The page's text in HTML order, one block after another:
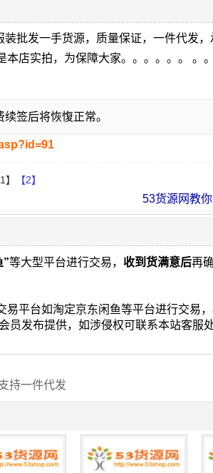
批发一手货源，质量保证，一件代发
店实拍，为保障大家。。。。。。 。。
签后将恢愎正常。
】 【2】
53货源网教
”等大型平台进行交易， 收到货满意后再
平台如淘定京东闲鱼等平台进行交易
发布提供，如涉侵权可联系本站客服处
持一件代发